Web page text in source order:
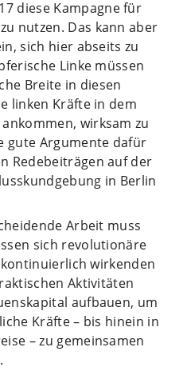
diese Kampagne für
nutzen. Das kann aber
sich hier abseits zu
Linke müssen
Breite in diesen
linken Kräfte in dem
wirksam zu
gute Argumente dafür
Redebeiträgen auf der
in Berlin
Arbeit muss
sich revolutionäre
wirkenden
Aktivitäten
aufbauen, um
Kräfte – bis hinein in
– zu gemeinsamen